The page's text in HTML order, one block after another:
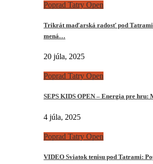
Poprad Tatry Open
Trikrát maďarská radosť pod
mená…
20 júla, 2025
Poprad Tatry Open
SEPS KIDS OPEN – Energia pre
4 júla, 2025
Poprad Tatry Open
VIDEO Sviatok tenisu pod Tatrami: